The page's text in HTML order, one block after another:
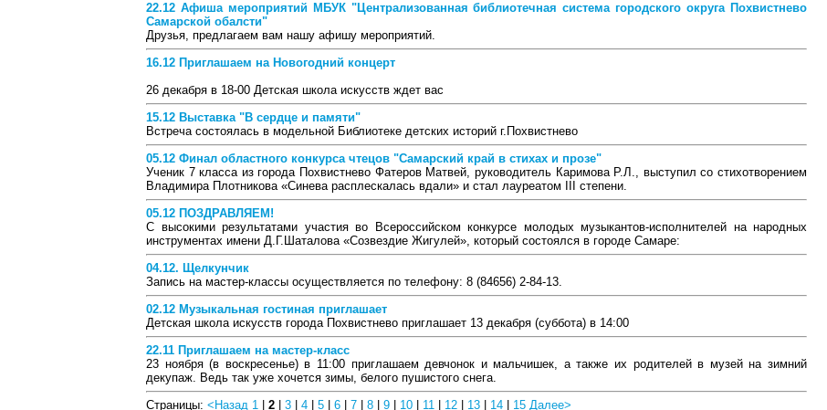
22.12 Афиша мероприятий МБУК "Централизованная библиотечная система городского округа Похвистнево
Самарской обалсти"
Друзья, предлагаем вам нашу афишу мероприятий.
16.12 Приглашаем на Новогодний концерт
26 декабря в 18-00 Детская школа искусств ждет вас
15.12 Выставка "В сердце и памяти"
Встреча состоялась в модельной Библиотеке детских историй г.Похвистнево
05.12 Финал областного конкурса чтецов "Самарский край в стихах и прозе"
Ученик 7 класса из города Похвистнево Фатеров Матвей, руководитель Каримова Р.Л., выступил со стихотворением
Владимира Плотникова «Синева расплескалась вдали» и стал лауреатом III степени.
05.12 ПОЗДРАВЛЯЕМ!
С высокими результатами участия во Всероссийском конкурсе молодых музыкантов-исполнителей на народных
инструментах имени Д.Г.Шаталова «Созвездие Жигулей», который состоялся в городе Самаре:
04.12. Щелкунчик
Запись на мастер-классы осуществляется по телефону: 8 (84656) 2-84-13.
02.12 Музыкальная гостиная приглашает
Детская школа искусств города Похвистнево приглашает 13 декабря (суббота) в 14:00
22.11 Приглашаем на мастер-класс
23 ноября (в воскресенье) в 11:00 приглашаем девчонок и мальчишек, а также их родителей в музей на зимний
декупаж. Ведь так уже хочется зимы, белого пушистого снега.
Страницы: <Назад 1 2 3 4 5 6 7 8 9 10 11 12 13 14 15 Далее>